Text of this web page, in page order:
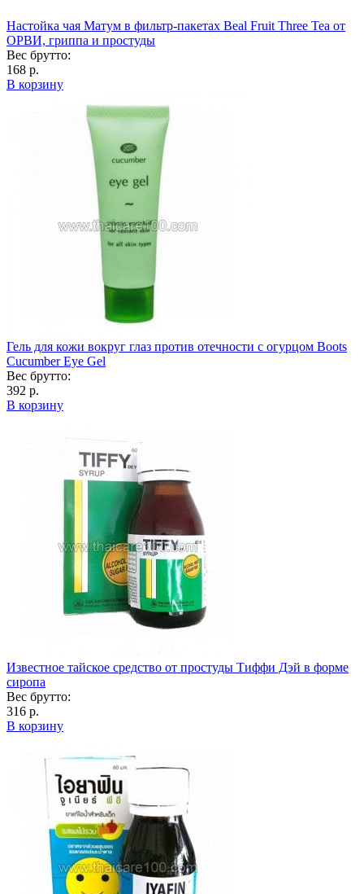
Настойка чая Матум в фильтр-пакетах Beal Fruit Three Tea от
ОРВИ, гриппа и простуды
Вес брутто:
168 р.
В корзину
Гель для кожи вокруг глаз против отечности с огурцом Boots
Cucumber Eye Gel
Вес брутто:
392 р.
В корзину
Известное тайское средство от простуды Тиффи Дэй в форме
сиропа
Вес брутто:
316 р.
В корзину